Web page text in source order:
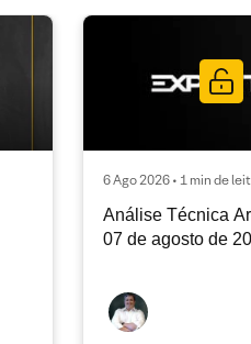
6 Ago 2026 • 1 min de
Análise Técnica
07 de agosto de